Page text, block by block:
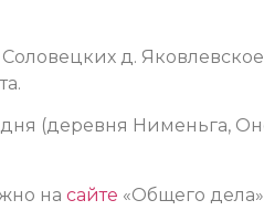
д.
(деревня Нименьга,
на сайте «Общего